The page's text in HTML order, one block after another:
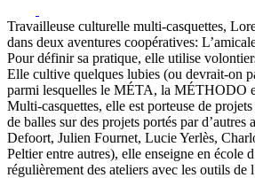
Travailleuse culturelle multi-casquettes,
dans deux aventures coopératives:
Pour définir sa pratique, elle utilise
Elle cultive quelques lubies (ou devrait-on
parmi lesquelles le MÉTA, la MÉTHODO
Multi-casquettes, elle est porteuse de
de balles sur des projets portés par d’autres
Defoort, Julien Fournet, Lucie Yerlès,
Peltier entre autres), elle enseigne en école
régulièrement des ateliers avec les outils de